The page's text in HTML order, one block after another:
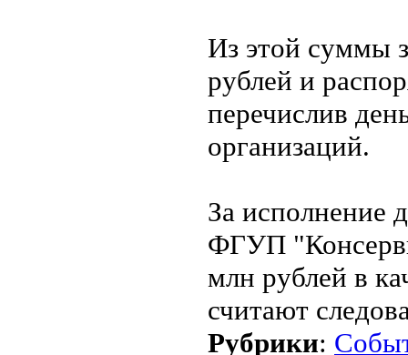
Из этой суммы
рублей и
перечислив
организаций.
За исполнение
ФГУП
млн рублей в
считают
Рубрики: